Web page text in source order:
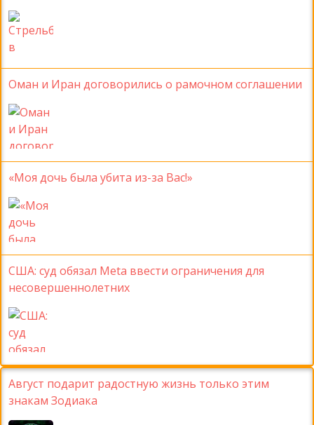
Оман и Иран договорились о рамочном соглашении
«Моя дочь была убита из-за Вас!»
США: суд обязал Meta ввести ограничения для
несовершеннолетних
Август подарит радостную жизнь только этим
знакам Зодиака